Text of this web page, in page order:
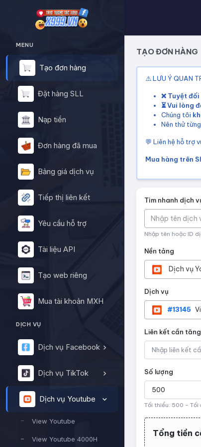
MENU
Tạo đơn hàng
Đặt hàng SLL
Nạp tiền
Đơn hàng đã mua
Bảng giá dịch vụ
Tiếp thị liên kết
Yêu cầu hỗ trợ
Tài liệu API
Tạo web riêng
Mua tài khoản MXH
DỊCH VỤ
Dịch vụ Facebook
Dịch vụ TikTok
Dịch vụ Youtube
View Youtube
View Youtube 4000H
TẠO ĐƠN HÀNG
⚠️ LƯU Ý QUAN
❌ Tuyệt
⏳ Vui lòng
Chúng tôi
Nên thử
💬 Liên hệ hỗ trợ
Mua hàng trên
Tìm nhanh dịch
Nhập tên dịch
Nhập tên hoặc ID
Nền tảng
Dịch vụ
Dịch vụ
#13145
Liên kết cần tăng
Số lượng
Tối thiểu: 500 - Tối
Tổng tiền